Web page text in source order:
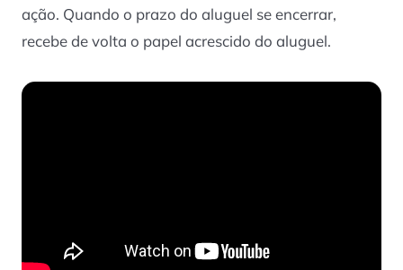
ação. Quando o prazo do aluguel se encerrar,
recebe de volta o papel acrescido do aluguel.